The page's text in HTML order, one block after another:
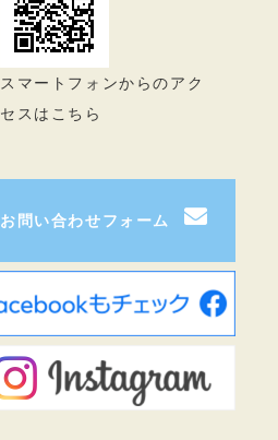
スマートフォンからのアク
セスはこちら
お問い合わせフォーム